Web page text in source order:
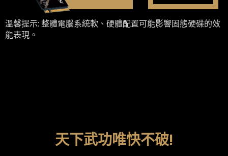
溫馨提示: 整體電腦系統軟、硬體配置可能影響固態硬碟的效
能表現。
天下武功唯快不破!